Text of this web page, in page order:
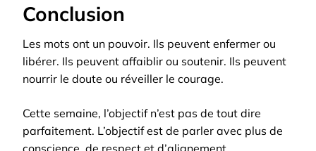
Conclusion
Les mots ont un pouvoir. Ils peuvent enfermer ou
libérer. Ils peuvent affaiblir ou soutenir. Ils peuvent
nourrir le doute ou réveiller le courage.
Cette semaine, l’objectif n’est pas de tout dire
parfaitement. L’objectif est de parler avec plus de
conscience, de respect et d’alignement.